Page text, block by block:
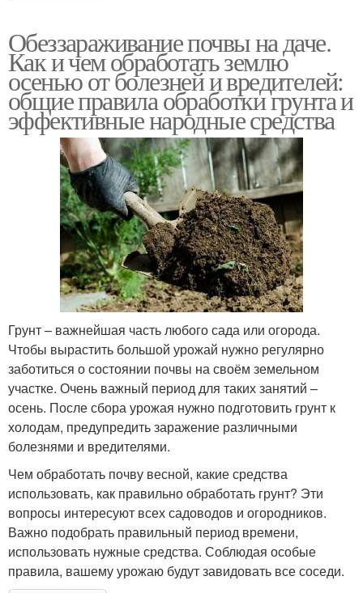
Обеззараживание почвы на даче.
Как и чем обработать землю
осенью от болезней и вредителей:
общие правила обработки грунта и
эффективные народные средства
Грунт – важнейшая часть любого сада или огорода.
Чтобы вырастить большой урожай нужно регулярно
заботиться о состоянии почвы на своём земельном
участке. Очень важный период для таких занятий –
осень. После сбора урожая нужно подготовить грунт к
холодам, предупредить заражение различными
болезнями и вредителями.
Чем обработать почву весной, какие средства
использовать, как правильно обработать грунт? Эти
вопросы интересуют всех садоводов и огородников.
Важно подобрать правильный период времени,
использовать нужные средства. Соблюдая особые
правила, вашему урожаю будут завидовать все соседи.